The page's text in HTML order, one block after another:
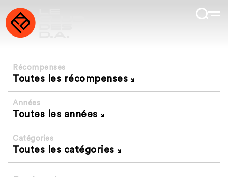
Récompenses
Toutes les récompenses
Années
Toutes les années
Catégories
Toutes les catégories